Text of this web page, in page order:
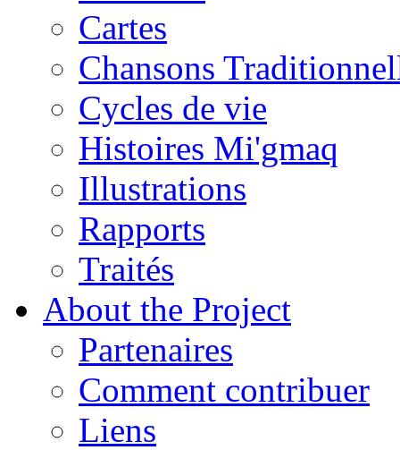
Cartes
Chansons
Cycles de vie
Histoires Mi'gmaq
Illustrations
Rapports
Traités
About the Project
Partenaires
Comment contribuer
Liens